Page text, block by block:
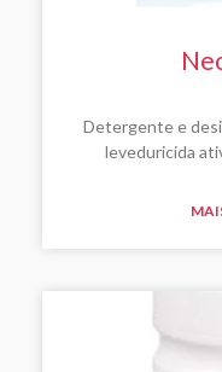
Detergente e
leveduricida